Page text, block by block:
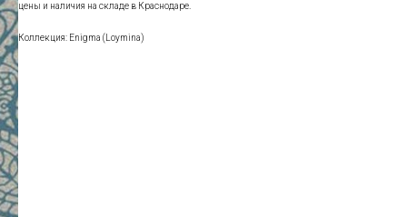
цены и наличия на складе в Краснодаре.
Коллекция: Enigma (Loymina)